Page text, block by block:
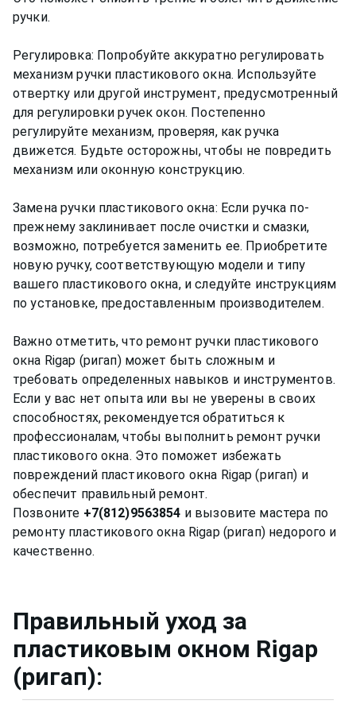
ручки.
Регулировка: Попробуйте аккуратно регулировать
механизм ручки пластикового окна. Используйте
отвертку или другой инструмент, предусмотренный
для регулировки ручек окон. Постепенно
регулируйте механизм, проверяя, как ручка
движется. Будьте осторожны, чтобы не повредить
механизм или оконную конструкцию.
Замена ручки пластикового окна: Если ручка по-
прежнему заклинивает после очистки и смазки,
возможно, потребуется заменить ее. Приобретите
новую ручку, соответствующую модели и типу
вашего пластикового окна, и следуйте инструкциям
по установке, предоставленным производителем.
Важно отметить, что ремонт ручки пластикового
окна Rigap (ригап) может быть сложным и
требовать определенных навыков и инструментов.
Если у вас нет опыта или вы не уверены в своих
способностях, рекомендуется обратиться к
профессионалам, чтобы выполнить ремонт ручки
пластикового окна. Это поможет избежать
повреждений пластикового окна Rigap (ригап) и
обеспечит правильный ремонт.
Позвоните +7(812)9563854 и вызовите мастера по
ремонту пластикового окна Rigap (ригап) недорого и
Правильный уход за
пластиковым окном Rigap
(ригап):